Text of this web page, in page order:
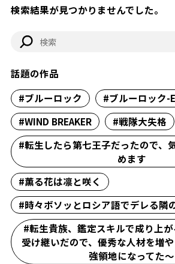
検索結果が見つかりませんでした。
話題の作品
#ブルーロック
#ブルーロック-
#WIND BREAKER
#戦隊大失格
#転生したら第七王子だったので、
めます
#薫る花は凛と咲く
#時々ボソッとロシア語でデレる隣
#転生貴族、鑑定スキルで成り上
受け継いだので、優秀な人材を増
強領地になってた～